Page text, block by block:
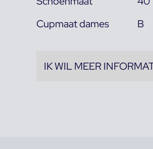
Cupmaat dames
B
IK WIL MEER